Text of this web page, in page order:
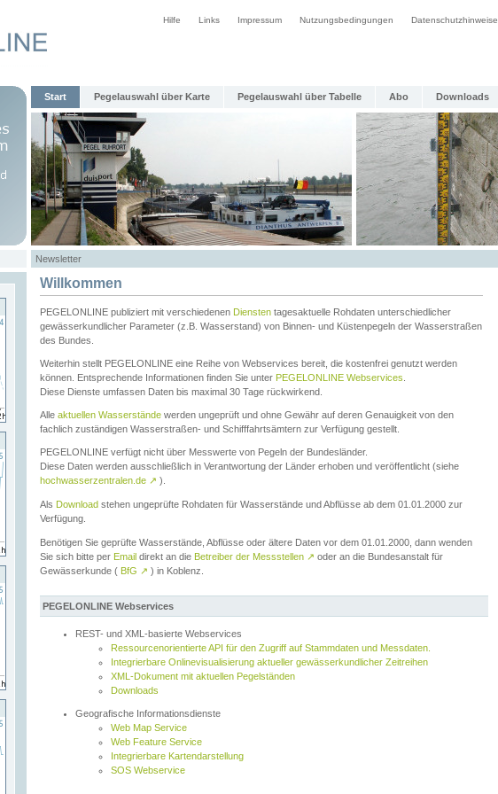
Hilfe Links Impressum Nutzungsbedingungen Datenschutzhinweise
Start Pegelauswahl über Karte Pegelauswahl über Tabelle Abo Downloads
Newsletter
Willkommen
PEGELONLINE publiziert mit verschiedenen Diensten tagesaktuelle Rohdaten unterschiedlicher
gewässerkundlicher Parameter (z.B. Wasserstand) von Binnen- und Küstenpegeln der Wasserstraßen
des Bundes.
Weiterhin stellt PEGELONLINE eine Reihe von Webservices bereit, die kostenfrei genutzt werden
können. Entsprechende Informationen finden Sie unter PEGELONLINE Webservices
Diese Dienste umfassen Daten bis maximal 30 Tage rückwirkend.
Alle aktuellen Wasserstände werden ungeprüft und ohne Gewähr auf deren Genauigkeit von den
fachlich zuständigen Wasserstraßen- und Schifffahrtsämtern zur Verfügung gestellt.
PEGELONLINE verfügt nicht über Messwerte von Pegeln der Bundesländer.
Diese Daten werden ausschließlich in Verantwortung der Länder erhoben und veröffentlicht (siehe
hochwasserzentralen.de ↗ ).
Als Download stehen ungeprüfte Rohdaten für Wasserstände und Abflüsse ab dem 01.01.2000 zur
Verfügung.
Benötigen Sie geprüfte Wasserstände, Abflüsse oder ältere Daten vor dem 01.01.2000, dann wenden
Sie sich bitte per Email direkt an die Betreiber der Messstellen ↗ oder an die Bundesanstalt für
Gewässerkunde ( BfG ↗ ) in Koblenz.
PEGELONLINE Webservices
REST- und XML-basierte Webservices
Ressourcenorientierte API für den Zugriff auf Stammdaten und Messdaten.
Integrierbare Onlinevisualisierung aktueller gewässerkundlicher Zeitreihen
XML-Dokument mit aktuellen Pegelständen
Downloads
Geografische Informationsdienste
Web Map Service
Web Feature Service
Integrierbare Kartendarstellung
SOS Webservice